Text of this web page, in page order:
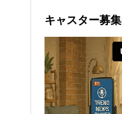
キャスター募集